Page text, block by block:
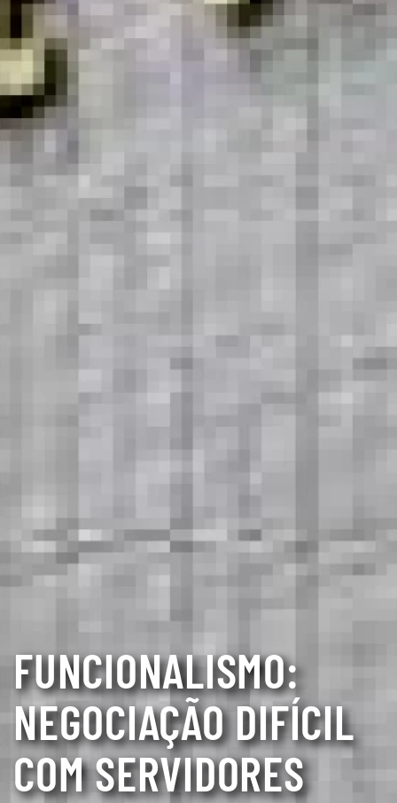
FUNCIONALISMO:
NEGOCIAÇÃO DIFÍCIL
COM SERVIDORES